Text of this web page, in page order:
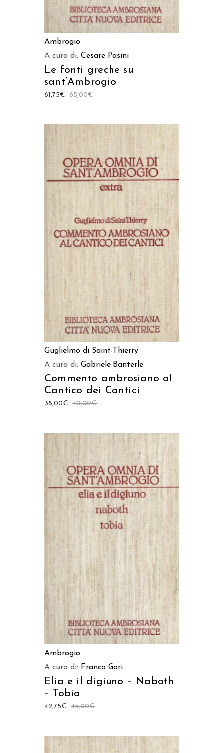
Ambrogio
A cura di: Cesare Pasini
Le fonti greche su
sant’Ambrogio
65,00€
61,75€
AGGIUNGI AL CARRELLO
Guglielmo di Saint-Thierry
A cura di: Gabriele Banterle
Commento ambrosiano al
Cantico dei Cantici
40,00€
38,00€
AGGIUNGI AL CARRELLO
Ambrogio
A cura di: Franco Gori
Elia e il digiuno – Naboth
– Tobia
45,00€
42,75€